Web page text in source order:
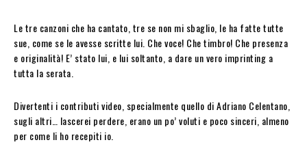
Le tre canzoni che ha cantato, tre se non mi sbaglio, le ha fatte tutte
sue, come se le avesse scritte lui. Che voce! Che timbro! Che presenza
e originalità! E’ stato lui, e lui soltanto, a dare un vero imprinting a
tutta la serata.
Divertenti i contributi video, specialmente quello di Adriano Celentano,
sugli altri… lascerei perdere, erano un po’ voluti e poco sinceri, almeno
per come li ho recepiti io.